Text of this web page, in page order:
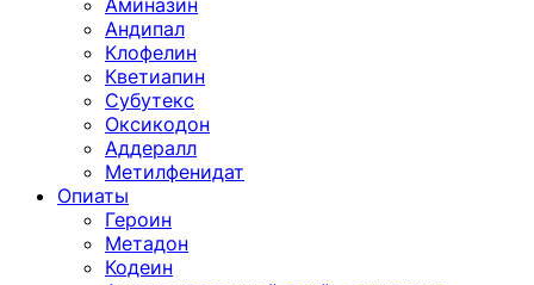
Аминазин
Андипал
Клофелин
Кветиапин
Субутекс
Оксикодон
Аддералл
Метилфенидат
Опиаты
Героин
Метадон
Кодеин